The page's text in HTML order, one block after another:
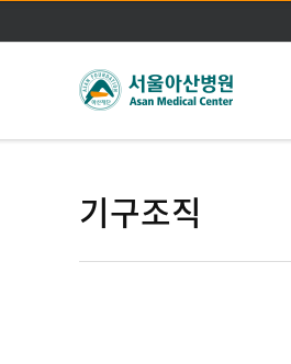
기구조직